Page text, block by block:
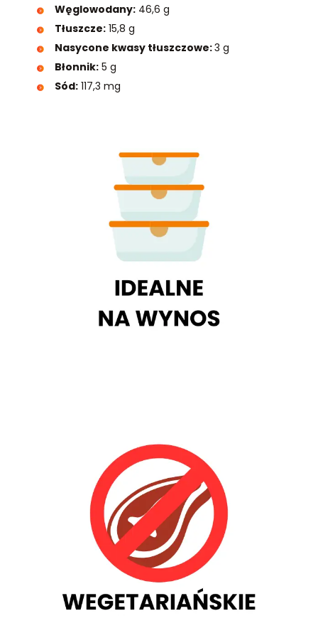
Węglowodany: 46,6 g
Tłuszcze: 15,8 g
Nasycone kwasy tłuszczowe:3 g
Błonnik: 5 g
Sód: 117,3 mg